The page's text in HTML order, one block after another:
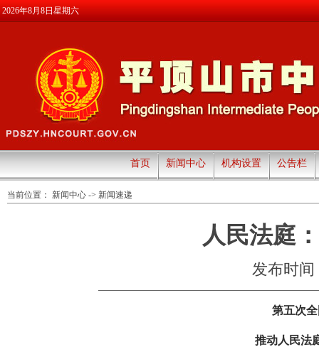
2026年8月8日星期六
首页 新闻中心 机构设置 公告栏
当前位置： 新闻中心 -> 新闻速递
人民法庭
发布时间
第五次
推动人民法